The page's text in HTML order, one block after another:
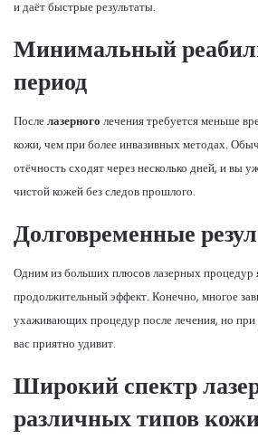
и даёт быстрые результаты.
Минимальный
период
Послелазерного лечения требуется меньше
кожи, чем при более инвазивных методах.
отёчность сходят через несколько дней, и вы
чистой кожей без следов прошлого.
Долговременные
Одним из больших плюсов лазерных процедур
продолжительный эффект. Конечно, многое
ухаживающих процедур после лечения, но при
вас приятно удивит.
Широкий спектр
различных типов